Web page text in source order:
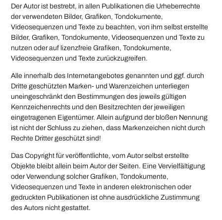
Der Autor ist bestrebt, in allen Publikationen die Urheberrechte
der verwendeten Bilder, Grafiken, Tondokumente,
Videosequenzen und Texte zu beachten, von ihm selbst erstellte
Bilder, Grafiken, Tondokumente, Videosequenzen und Texte zu
nutzen oder auf lizenzfreie Grafiken, Tondokumente,
Videosequenzen und Texte zurückzugreifen.
Alle innerhalb des Internetangebotes genannten und ggf. durch
Dritte geschützten Marken- und Warenzeichen unterliegen
uneingeschränkt den Bestimmungen des jeweils gültigen
Kennzeichenrechts und den Besitzrechten der jeweiligen
eingetragenen Eigentümer. Allein aufgrund der bloßen Nennung
ist nicht der Schluss zu ziehen, dass Markenzeichen nicht durch
Rechte Dritter geschützt sind!
Das Copyright für veröffentlichte, vom Autor selbst erstellte
Objekte bleibt allein beim Autor der Seiten. Eine Vervielfältigung
oder Verwendung solcher Grafiken, Tondokumente,
Videosequenzen und Texte in anderen elektronischen oder
gedruckten Publikationen ist ohne ausdrückliche Zustimmung
des Autors nicht gestattet.